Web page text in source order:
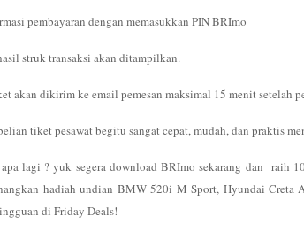
pembayaran dengan memasukkan PIN BRImo
struk transaksi akan ditampilkan.
akan dikirim ke email pemesan maksimal 15 menit setelah
tiket pesawat begitu sangat cepat, mudah, dan praktis
lagi ? yuk segera download BRImo sekarang dan raih
hadiah undian BMW 520i M Sport, Hyundai Creta
di Friday Deals!